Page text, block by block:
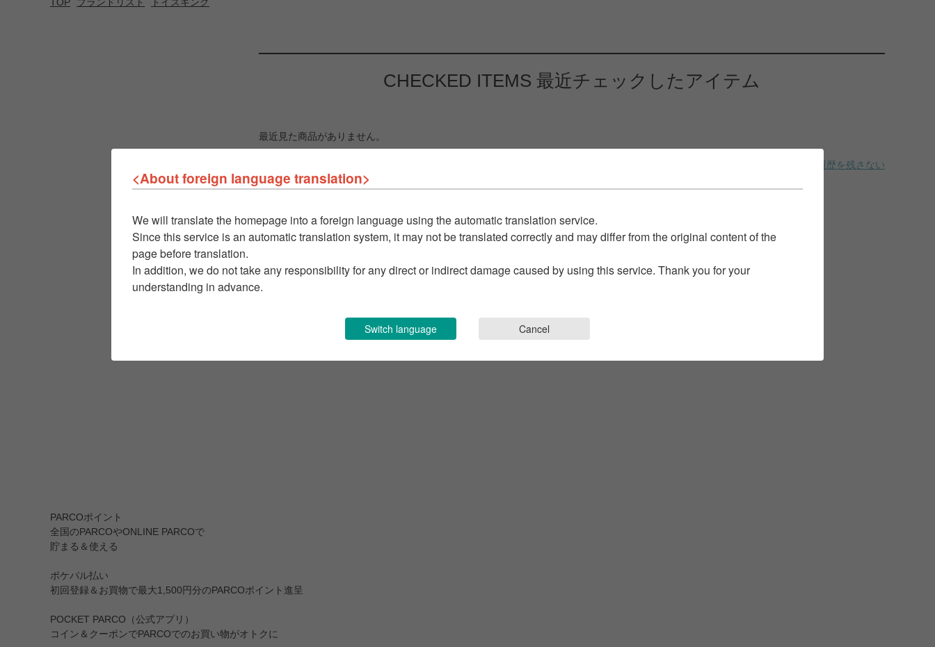
CHECKED ITEMS 最近チェックしたアイテム
最近見た商品がありません。
履歴を残さない
PARCOポイント
全国のPARCOやONLINE PARCOで
貯まる＆使える
ポケパル払い
初回登録＆お買物で最大1,500円分のPARCOポイント進呈
POCKET PARCO（公式アプリ）
コイン＆クーポンでPARCOでのお買い物がオトクに
<About foreign language translation>
We will translate the homepage into a foreign language using the automatic translation service.
Since this service is an automatic translation system, it may not be translated correctly and may differ from the original content of the
page before translation.
In addition, we do not take any responsibility for any direct or indirect damage caused by using this service. Thank you for your
understanding in advance.
Switch language Cancel